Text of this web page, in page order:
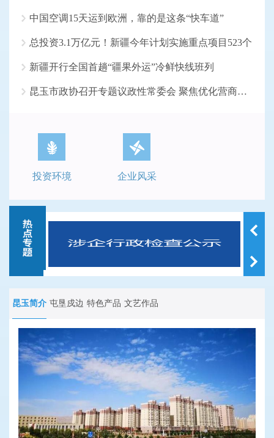
中国空调15天运到欧洲，靠的是这条“快车道”
总投资3.1万亿元！新疆今年计划实施重点项目523个
新疆开行全国首趟“疆果外运”冷鲜快线班列
昆玉市政协召开专题议政性常委会 聚焦优化营商环境
投资环境 企业风采
昆玉简介 屯垦戍边 特色产品 文艺作品